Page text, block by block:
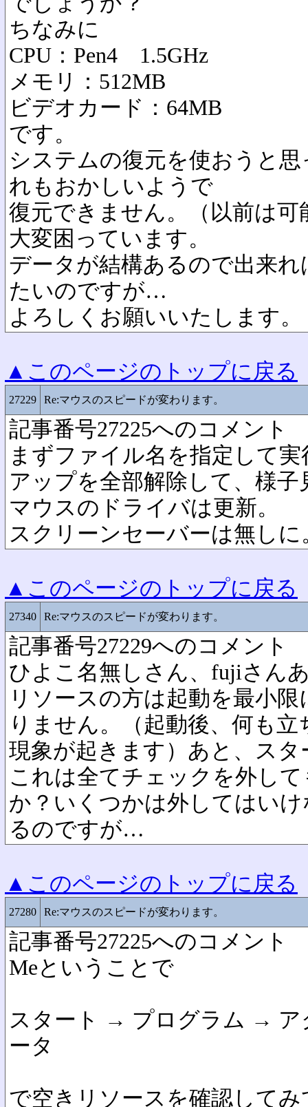
ちなみに
CPU：Pen4 1.5GHz
メモリ：512MB
ビデオカード：64MB
です。
システムの復元を使おうと
れもおかしいようで
復元できません。（以前は可
大変困っています。
データが結構あるので出来
たいのですが…
よろしくお願いいたします。
▲このページのトップに戻る
27229 Re:マウスのスピードが変わります。
記事番号27225へのコメント
まずファイル名を指定して
アップを全部解除して、様子
マウスのドライバは更新。
スクリーンセーバーは無しに
▲このページのトップに戻る
27340 Re:マウスのスピードが変わります。
記事番号27229へのコメント
ひよこ名無しさん、fujiさん
リソースの方は起動を最小
りません。（起動後、何も
現象が起きます）あと、ス
これは全てチェックを外し
か？いくつかは外してはい
るのですが…
▲このページのトップに戻る
27280 Re:マウスのスピードが変わります。
記事番号27225へのコメント
Meということで
スタート → プログラム →
ータ
で空きリソースを確認して